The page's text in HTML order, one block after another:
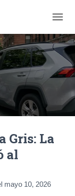
A
M
B
A
R
O
Gris: La
al
mayo 10, 2026